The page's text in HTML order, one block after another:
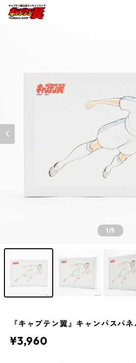
1/5
『キャプテン翼』キャンバスパネ
¥3,960